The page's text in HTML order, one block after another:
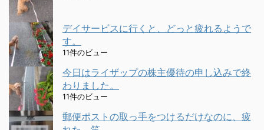
デイサービスに行くと、どっと疲れるようで
す。
11件のビュー
今日はライザップの株主優待の申し込みで終
わりました。
11件のビュー
郵便ポストの取っ手をつけるだけなのに、疲